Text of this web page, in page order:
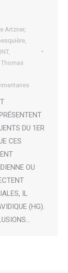
Artzner,
,
Thomas
DU 1ER
CES
OU
IL
(HG).